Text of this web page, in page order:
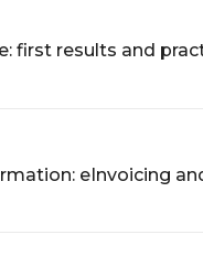
first results and
eInvoicing